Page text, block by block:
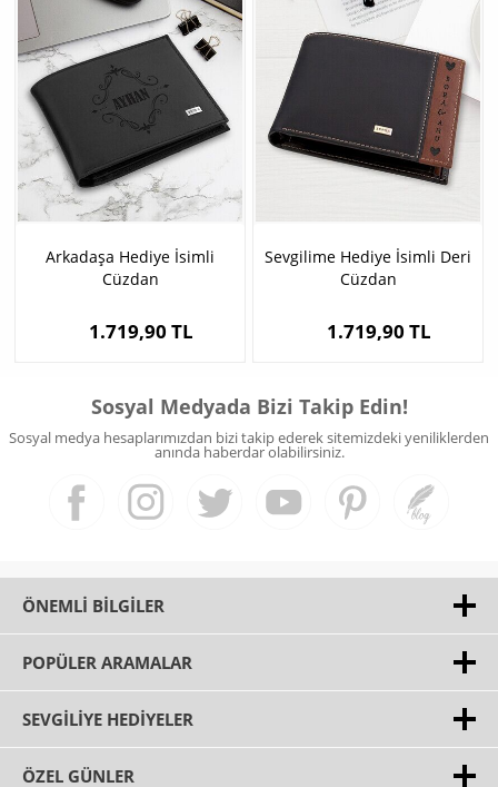
Arkadaşa Hediye İsimli
Cüzdan
1.719,90 TL
Sevgilime Hediye İsimli Deri
Cüzdan
1.719,90 TL
Sosyal Medyada Bizi Takip Edin!
Sosyal medya hesaplarımızdan bizi takip ederek sitemizdeki yeniliklerden
anında haberdar olabilirsiniz.
ÖNEMLI BILGILER
POPÜLER ARAMALAR
SEVGILIYE HEDIYELER
ÖZEL GÜNLER